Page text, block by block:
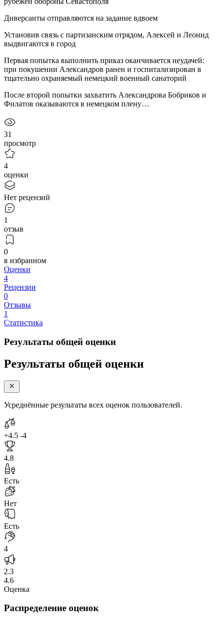
Диверсанты отправляются на задание вдвоем
Установив связь с партизанским отрядом, Алексей и Леонид
выдвигаются в город
Первая попытка выполнить приказ оканчивается неудачей:
при покушении Александров ранен и госпитализирован в
тщательно охраняемый немецкий военный санаторий
После второй попытки захватить Александрова Бобриков и
Филатов оказываются в немецком плену…
31
просмотр
4
оценки
Нет рецензий
1
отзыв
0
в избранном
Оценки
4
Рецензии
0
Отзывы
1
Статистика
Результаты общей оценки
Результаты общей оценки
Усреднённые результаты всех оценок пользователей.
+4.5 -4
4.8
Есть
Нет
Есть
4
2.3
4.6
Оценка
Распределение оценок